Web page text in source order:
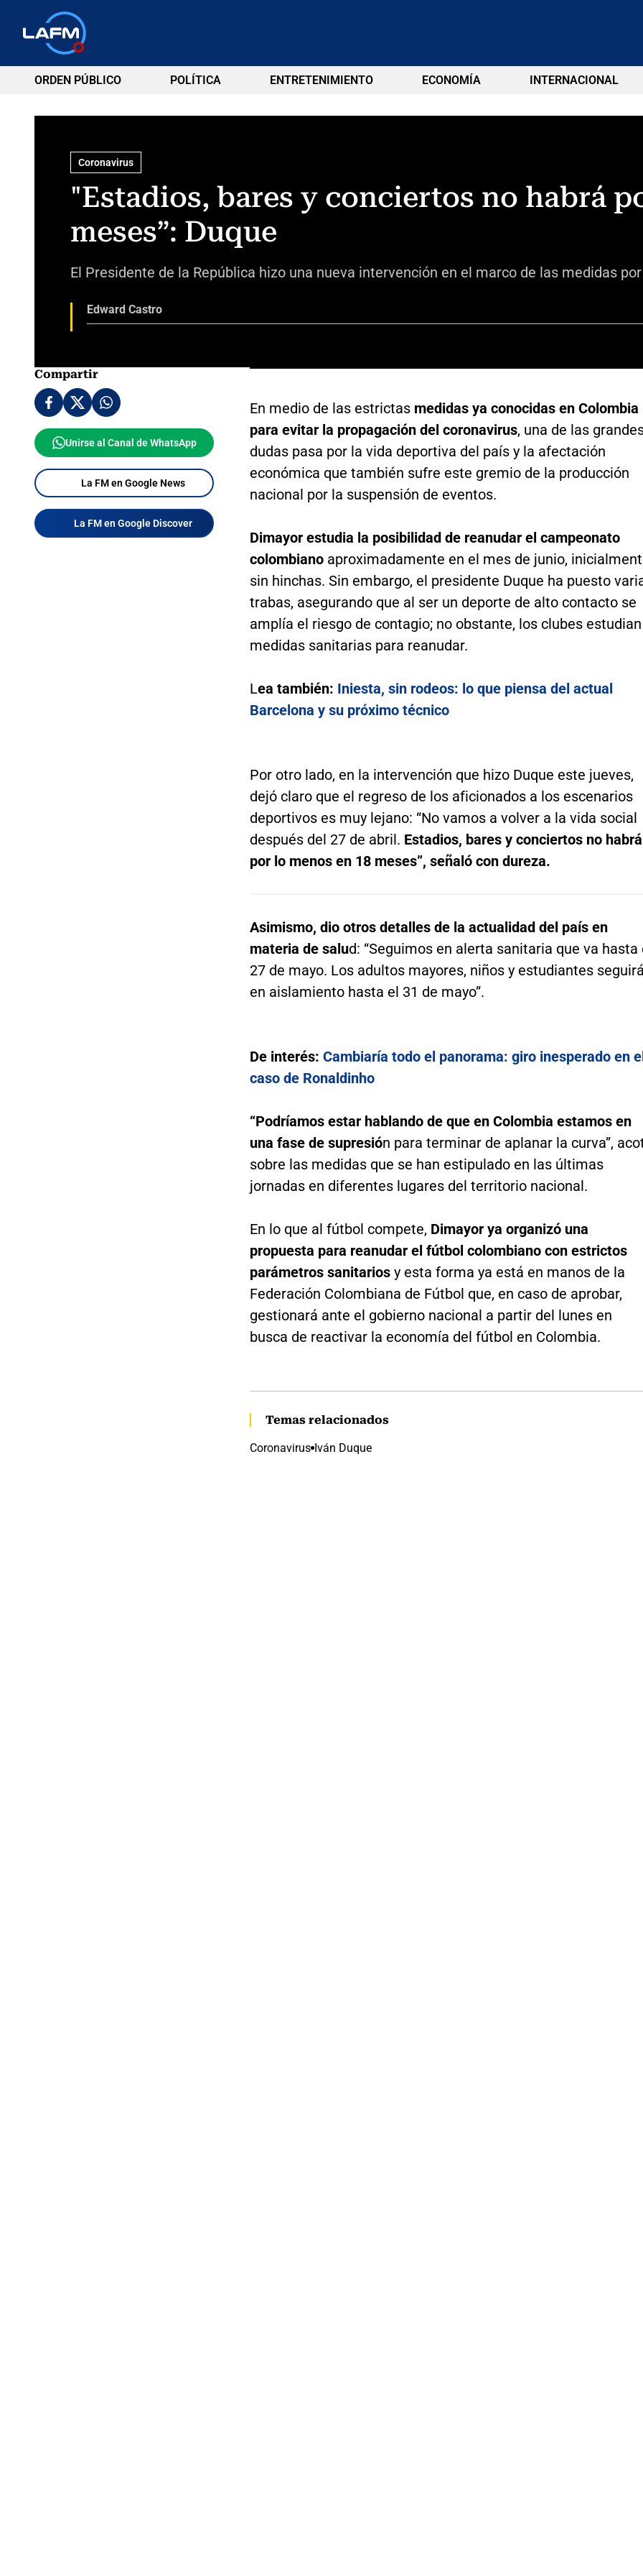
ORDEN PÚBLICO POLÍTICA ENTRETENIMIENTO ECONOMÍA INTERNACIONAL
Coronavirus
"Estadios, bares y conciertos no habrá
meses”: Duque
El Presidente de la República hizo una nueva intervención en el marco de las medidas
Edward Castro
Compartir
Unirse al Canal de WhatsApp
La FM en Google News
La FM en Google Discover
En medio de las estrictasmedidas ya conocidas en Colombia
para evitar la propagación del coronavirus, una de las
dudas pasa por la vida deportiva del país y la afectación
económica que también sufre este gremio de la producción
nacional por la suspensión de eventos.
Dimayor estudia la posibilidad de reanudar el campeonato
colombianoaproximadamente en el mes de junio,
sin hinchas. Sin embargo, el presidente Duque ha puesto
trabas, asegurando que al ser un deporte de alto contacto se
amplía el riesgo de contagio; no obstante, los clubes estudian
medidas sanitarias para reanudar.
Lea también: Iniesta, sin rodeos: lo que piensa del actual
Barcelona y su próximo técnico
Por otro lado, en la intervención que hizo Duque este jueves,
dejó claro que el regreso de los aficionados a los escenarios
deportivos es muy lejano: “No vamos a volver a la vida social
después del 27 de abril. Estadios, bares y conciertos no habrá
por lo menos en 18 meses”, señaló con dureza.
Asimismo, dio otros detalles de la actualidad del país en
materia de salud: “Seguimos en alerta sanitaria que va hasta
27 de mayo. Los adultos mayores, niños y estudiantes
en aislamiento hasta el 31 de mayo”.
De interés: Cambiaría todo el panorama: giro inesperado en
caso de Ronaldinho
“Podríamos estar hablando de que en Colombia estamos en
una fase de supresión para terminar de aplanar la curva”,
sobre las medidas que se han estipulado en las últimas
jornadas en diferentes lugares del territorio nacional.
En lo que al fútbol compete, Dimayor ya organizó una
propuesta para reanudar el fútbol colombiano con estrictos
parámetros sanitariosy esta forma ya está en manos de la
Federación Colombiana de Fútbol que, en caso de aprobar,
gestionará ante el gobierno nacional a partir del lunes en
busca de reactivar la economía del fútbol en Colombia.
Temas relacionados
Coronavirus Iván Duque